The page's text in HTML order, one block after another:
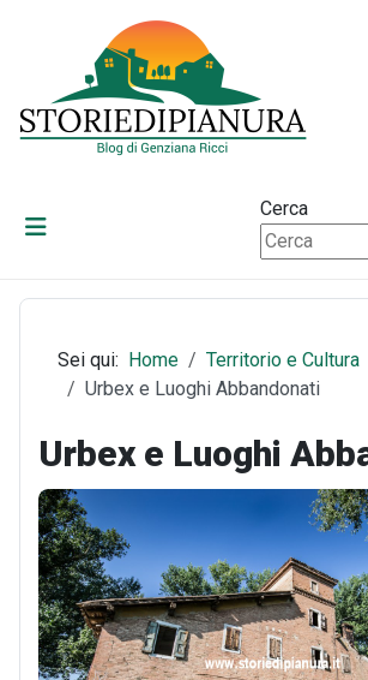
Cerca
Sei qui: Home
Territorio e Cultura
Urbex e Luoghi Abbandonati
Urbex e Luoghi